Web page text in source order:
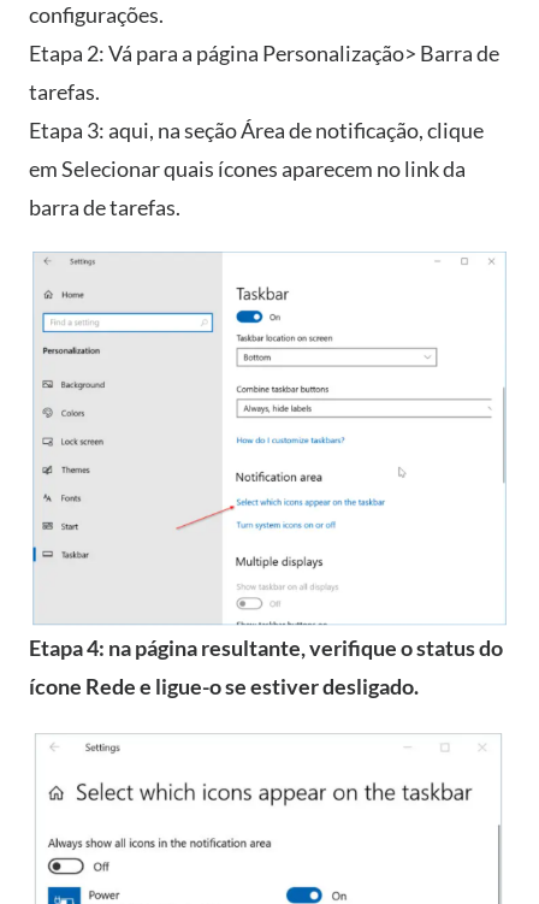
configurações.
Etapa 2: Vá para a página Personalização> Barra de
tarefas.
Etapa 3: aqui, na seção Área de notificação, clique
em Selecionar quais ícones aparecem no link da
barra de tarefas.
Etapa 4: na página resultante, verifique o status do
ícone Rede e ligue-o se estiver desligado.